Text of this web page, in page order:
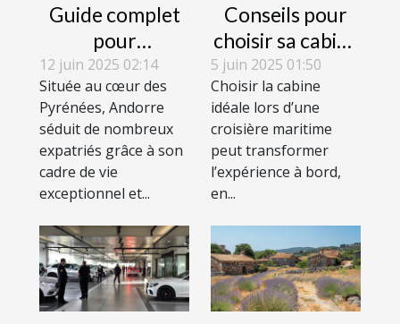
Guide complet
pour
comprendre les
résidences
actives et
passives en
Andorre
12 juin 2025 02:14
Située au cœur des
Pyrénées, Andorre
séduit de nombreux
expatriés grâce à son
cadre de vie
exceptionnel et...
Conseils pour
choisir sa cabine
lors d'une
croisière
maritime
5 juin 2025 01:50
Choisir la cabine
idéale lors d’une
croisière maritime
peut transformer
l’expérience à bord,
en...